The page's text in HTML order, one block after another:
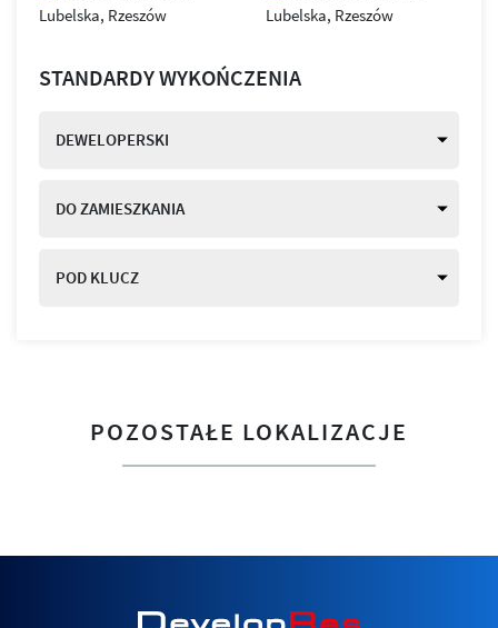
STANDARDY WYKOŃCZENIA
DEWELOPERSKI
DO ZAMIESZKANIA
POD KLUCZ
POZOSTAŁE LOKALIZACJE